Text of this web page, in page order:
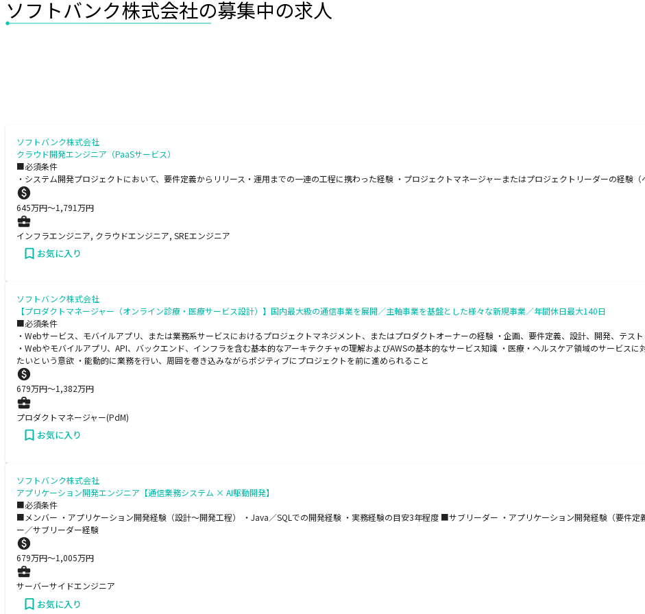
ソフトバンク株式会社の募集中の求人
ソフトバンク株式会社
クラウド開発エンジニア（PaaSサービス）
■必須条件
・システム開発プロジェクトにおいて、要件定義からリリース・運用までの一連の工程に携わった経験 ・プロジェクトマネージャーまたはプロジェクトリーダーの経験
645万円〜1,791万円
インフラエンジニア, クラウドエンジニア, SREエンジニア
お気に入り
ソフトバンク株式会社
【プロダクトマネージャー（オンライン診療・医療サービス設計）】国内最大級の通信事業を展開／主軸事業を基盤とした様々な新規事業／年間休日最大140日
■必須条件
・Webサービス、モバイルアプリ、または業務系サービスにおけるプロジェクトマネジメント、またはプロダクトオーナーの経験 ・企画、要件定義、設計、開発、テス
・Webやモバイルアプリ、API、バックエンド、インフラを含む基本的なアーキテクチャの理解およびAWSの基本的なサービス知識 ・医療・ヘルスケア領域のサービス
たいという意欲 ・能動的に業務を行い、周囲を巻き込みながらポジティブにプロジェクトを前に進められること
679万円〜1,382万円
プロダクトマネージャー(PdM)
お気に入り
ソフトバンク株式会社
アプリケーション開発エンジニア【通信業務システム × AI駆動開発】
■必須条件
■メンバー ・アプリケーション開発経験（設計～開発工程） ・Java／SQLでの開発経験 ・実務経験の目安3年程度 ■サブリーダー ・アプリケーション開発経験（要件
ー／サブリーダー経験
679万円〜1,005万円
サーバーサイドエンジニア
お気に入り